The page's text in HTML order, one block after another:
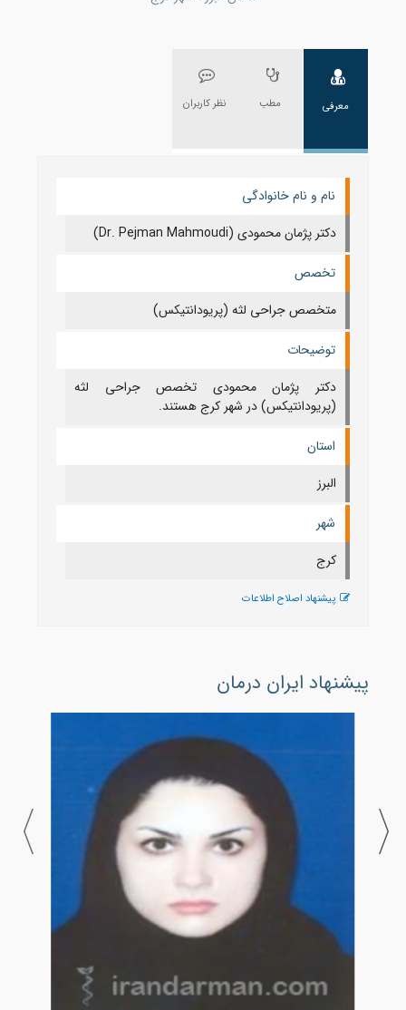
معرفی مطب نظر کاربران
نام و نام خانوادگی
دکتر پژمان محمودی (Dr. Pejman Mahmoudi)
تخصص
متخصص جراحی لثه (پریودانتیکس)
توضیحات
دکتر پژمان محمودی تخصص جراحی لثه
(پریودانتیکس) در شهر کرج هستند.
استان
البرز
شهر
كرج
پیشنهاد اصلاح اطلاعات
پیشنهاد ایران درمان